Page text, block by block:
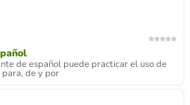
de español puede practicar el uso de
para, de y por